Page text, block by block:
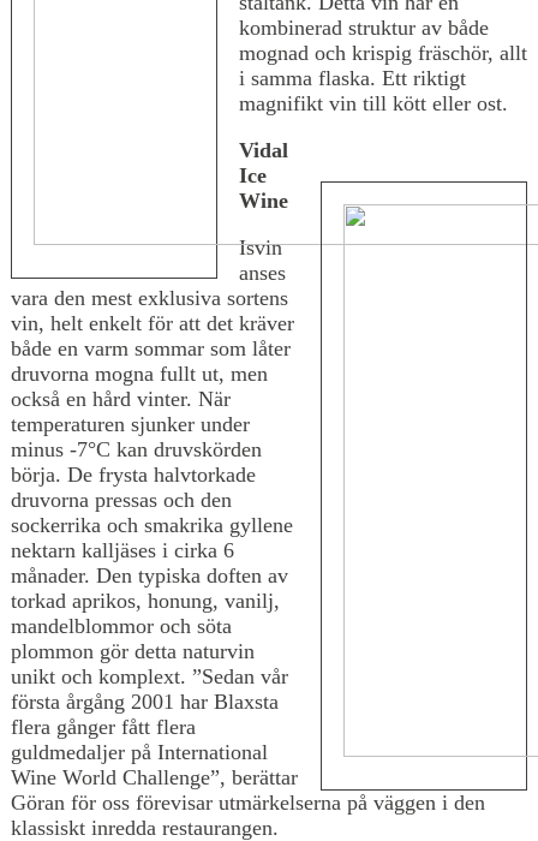
kombinerad struktur av både
mognad och krispig fräschör, allt
i samma flaska. Ett riktigt
magnifikt vin till kött eller ost.
Vidal
Ice
Wine
Isvin
anses
vara den mest exklusiva sortens
vin, helt enkelt för att det kräver
både en varm sommar som låter
druvorna mogna fullt ut, men
också en hård vinter. När
temperaturen sjunker under
minus -7°C kan druvskörden
börja. De frysta halvtorkade
druvorna pressas och den
sockerrika och smakrika gyllene
nektarn kalljäses i cirka 6
månader. Den typiska doften av
torkad aprikos, honung, vanilj,
mandelblommor och söta
plommon gör detta naturvin
unikt och komplext. ”Sedan vår
första årgång 2001 har Blaxsta
flera gånger fått flera
guldmedaljer på International
Wine World Challenge”, berättar
Göran för oss förevisar utmärkelserna på väggen i den
klassiskt inredda restaurangen.